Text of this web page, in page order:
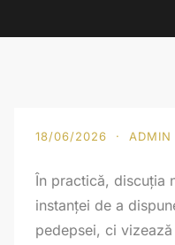
18/06/2026 · ADMIN
În practică, discuția
instanței de a
pedepsei, ci